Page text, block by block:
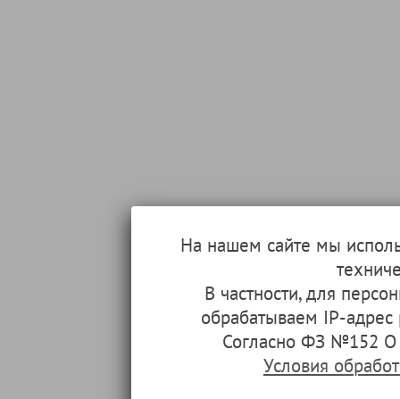
На нашем сайте мы
В частности, для
обрабатываем IP-
Согласно ФЗ №152 О
Условия